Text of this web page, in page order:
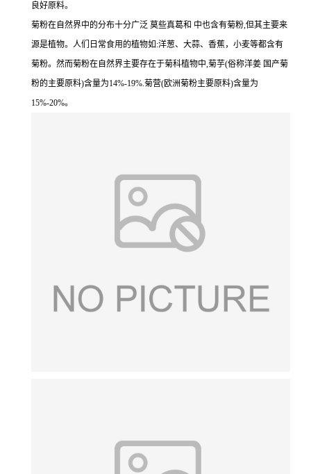
良好原料。
菊粉在自然界中的分布十分广泛 莫些真葛和 中也含有菊粉,但其主要来
源是植物。人们日常食用的植物如:洋葱、大蒜、香蕉，小麦等都含有
菊粉。然而菊粉在自然界主要存在于菊科植物中,菊芋(俗称洋姜 国产菊
粉的主要原料)含量为14%-19%.菊营(欧洲菊粉主要原料)含量为
15%-20%。